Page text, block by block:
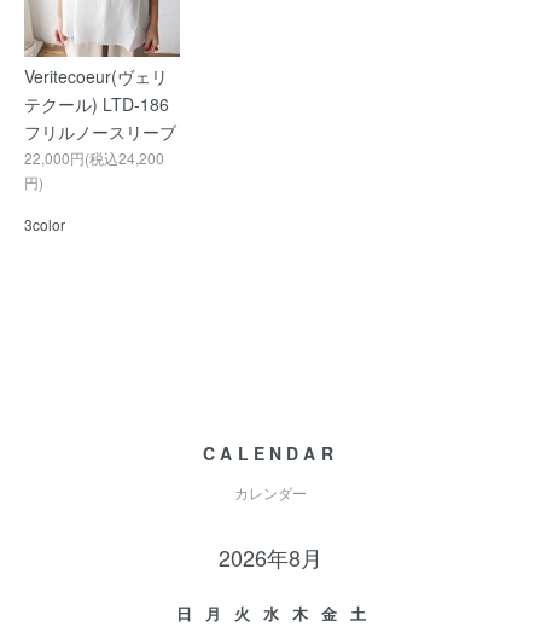
Veritecoeur(ヴェリ
テクール) LTD-186
フリルノースリーブ
22,000円(税込24,200
円)
3color
CALENDAR
カレンダー
2026年8月
日 月 火 水 木 金
土